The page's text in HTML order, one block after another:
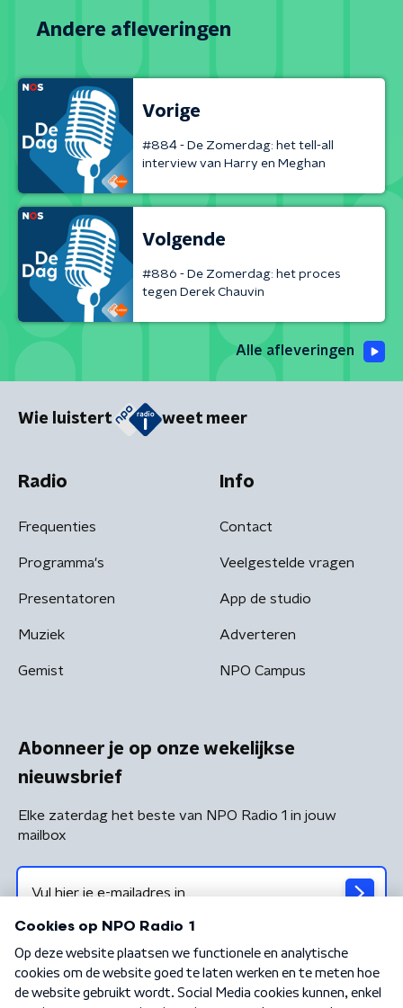
Andere afleveringen
Vorige
#884 - De Zomerdag: het tell-all
interview van Harry en Meghan
Volgende
#886 - De Zomerdag: het proces
tegen Derek Chauvin
Alle afleveringen
Wie luistert weet meer
Radio
Frequenties
Programma's
Presentatoren
Muziek
Gemist
Info
Contact
Veelgestelde vragen
App de studio
Adverteren
NPO Campus
Abonneer je op onze wekelijkse
nieuwsbrief
Elke zaterdag het beste van NPO Radio 1 in jouw
mailbox
Algemene voorwaarden